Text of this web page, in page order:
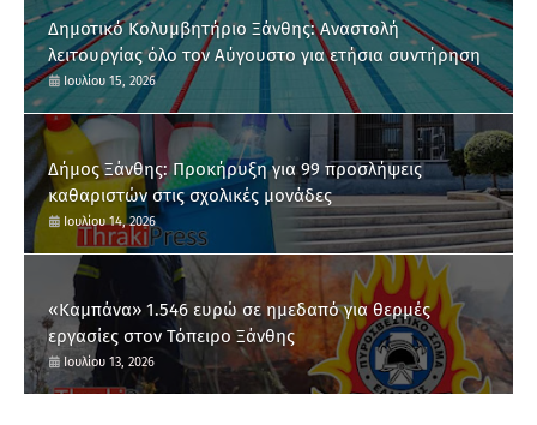
Δημοτικό Κολυμβητήριο Ξάνθης: Αναστολή
λειτουργίας όλο τον Αύγουστο για ετήσια συντήρηση
Ιουλίου 15, 2026
Δήμος Ξάνθης: Προκήρυξη για 99 προσλήψεις
καθαριστών στις σχολικές μονάδες
Ιουλίου 14, 2026
«Καμπάνα» 1.546 ευρώ σε ημεδαπό για θερμές
εργασίες στον Τόπειρο Ξάνθης
Ιουλίου 13, 2026